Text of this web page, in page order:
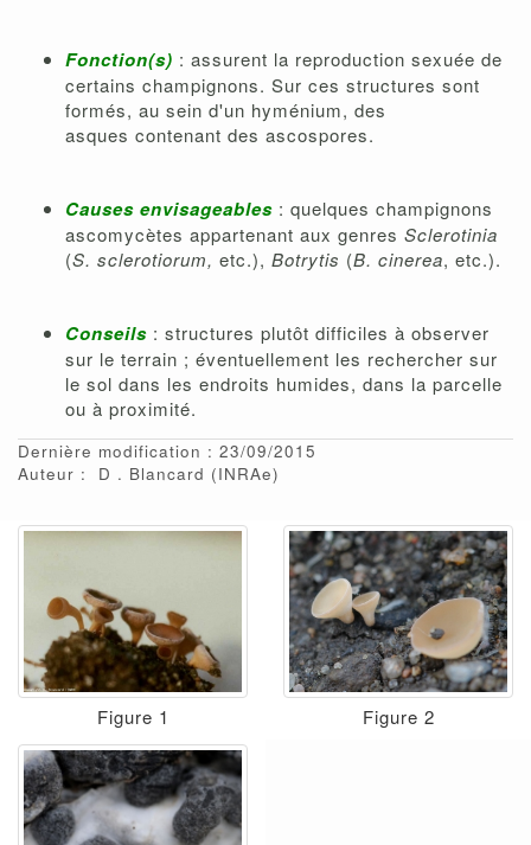
Fonction(s) : assurent la reproduction sexuée de
certains champignons. Sur ces structures sont
formés, au sein d'un hyménium, des
asques contenant des ascospores.
Causes envisageables : quelques champignons
ascomycètes appartenant aux genres Sclerotinia
(S. sclerotiorum, etc.), Botrytis (B. cinerea, etc.).
Conseils : structures plutôt difficiles à observer
sur le terrain ; éventuellement les rechercher sur
le sol dans les endroits humides, dans la parcelle
ou à proximité.
Dernière modification : 23/09/2015
Auteur :
D Blancard (INRAe)
Figure 1 Figure 2